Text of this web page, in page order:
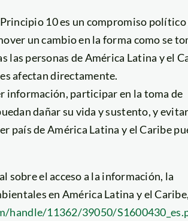
10 es un compromiso político
un cambio en la forma como se
las personas de América Latina y el
afectan directamente.
información, participar en la toma de
dañar su vida y sustento, y
país de América Latina y el Caribe
sobre el acceso a la información, la
en América Latina y el
11362/39050/